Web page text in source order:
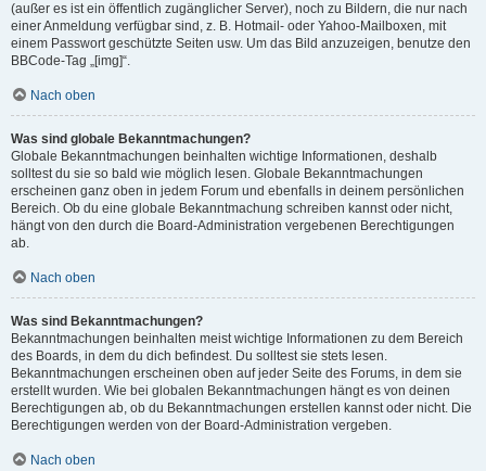
(außer es ist ein öffentlich zugänglicher Server), noch zu Bildern, die nur nach
einer Anmeldung verfügbar sind, z. B. Hotmail- oder Yahoo-Mailboxen, mit
einem Passwort geschützte Seiten usw. Um das Bild anzuzeigen, benutze den
BBCode-Tag „[img]“.
Nach oben
Was sind globale Bekanntmachungen?
Globale Bekanntmachungen beinhalten wichtige Informationen, deshalb
solltest du sie so bald wie möglich lesen. Globale Bekanntmachungen
erscheinen ganz oben in jedem Forum und ebenfalls in deinem persönlichen
Bereich. Ob du eine globale Bekanntmachung schreiben kannst oder nicht,
hängt von den durch die Board-Administration vergebenen Berechtigungen
ab.
Nach oben
Was sind Bekanntmachungen?
Bekanntmachungen beinhalten meist wichtige Informationen zu dem Bereich
des Boards, in dem du dich befindest. Du solltest sie stets lesen.
Bekanntmachungen erscheinen oben auf jeder Seite des Forums, in dem sie
erstellt wurden. Wie bei globalen Bekanntmachungen hängt es von deinen
Berechtigungen ab, ob du Bekanntmachungen erstellen kannst oder nicht. Die
Berechtigungen werden von der Board-Administration vergeben.
Nach oben